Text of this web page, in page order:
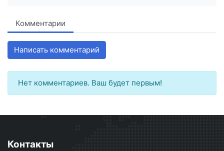
Комментарии
Написать комментарий
Нет комментариев. Ваш будет первым!
Контакты